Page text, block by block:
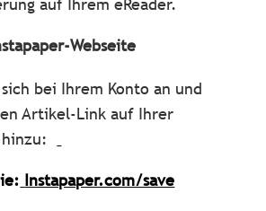
Webseite
bei Ihrem Konto an und
Artikel-Link auf Ihrer
Instapaper.com/save